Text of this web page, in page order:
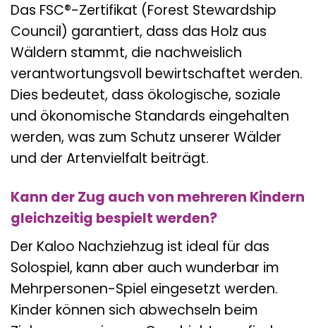
Das FSC®-Zertifikat (Forest Stewardship
Council) garantiert, dass das Holz aus
Wäldern stammt, die nachweislich
verantwortungsvoll bewirtschaftet werden.
Dies bedeutet, dass ökologische, soziale
und ökonomische Standards eingehalten
werden, was zum Schutz unserer Wälder
und der Artenvielfalt beiträgt.
Kann der Zug auch von mehreren Kindern
gleichzeitig bespielt werden?
Der Kaloo Nachziehzug ist ideal für das
Solospiel, kann aber auch wunderbar im
Mehrpersonen-Spiel eingesetzt werden.
Kinder können sich abwechseln beim